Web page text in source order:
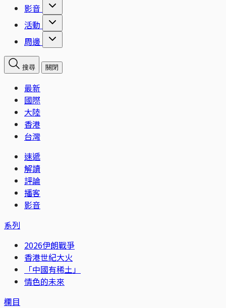
影音
活動
周邊
搜尋 關閉
最新
國際
大陸
香港
台灣
速遞
解讀
評論
播客
影音
系列
2026伊朗戰爭
香港世紀大火
「中國有稀土」
情色的未來
欄目